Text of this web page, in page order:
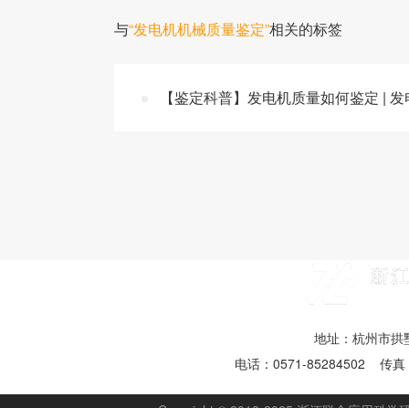
与“发电机机械质量鉴定”相关的标签
【鉴定科普】发电机质量如何鉴定 |
地址：杭州市拱
电话：0571-85284502 传